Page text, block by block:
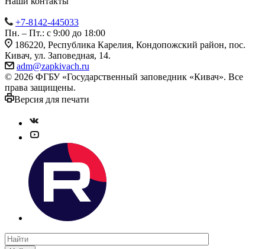
+7-8142-445033
Пн. – Пт.: с 9:00 до 18:00
186220, Республика Карелия, Кондопожский район, пос.
Кивач, ул. Заповедная, 14.
adm@zapkivach.ru
© 2026 ФГБУ «Государственный заповедник «Кивач». Все
права защищены.
Версия для печати